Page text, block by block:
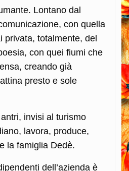
Lontano dal
con quella
privata, totalmente, del
con quei fiumi che
creando già
presto e sole
invisi al turismo
lavora, produce,
la famiglia Dedè.
dell’azienda è